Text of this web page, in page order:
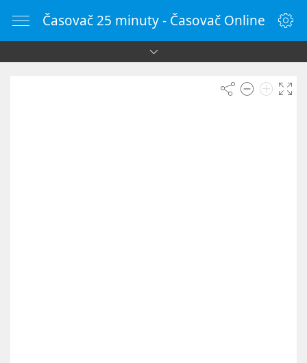
Časovač 25 minuty - Časovač Online